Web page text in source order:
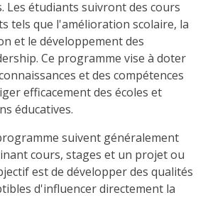
Les étudiants suivront des cours
tels que l'amélioration scolaire, la
et le développement des
Ce programme vise à doter
et des compétences
efficacement des écoles et
éducatives.
suivent généralement
cours, stages et un projet ou
est de développer des qualités
d'influencer directement la